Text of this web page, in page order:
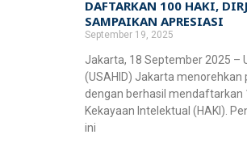
Pimpinan Universitas
Manajemen Universitas
BPMPP Usahid
Fakultas Ekonomi dan Bisnis
Manajemen
Akuntansi
Pariwisata
Ilmu Hukum
Fakultas Ilmu Komunikasi
D-III Broadcasting (Penyiaran)
Fakultas Teknik
Pendaftaran Mahasiswa Baru
Penelitian & Publikasi
Berita Usahid
DAFTARKAN 100 HAKI,
SAMPAIKAN APRESIASI
September 19, 2025
Jakarta, 18 September 2025 –
(USAHID) Jakarta menorehkan
dengan berhasil mendaftarkan
Kekayaan Intelektual (HAKI).
ini